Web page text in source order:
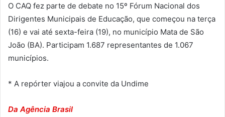
O CAQ fez parte de debate no 15º Fórum Nacional dos
Dirigentes Municipais de Educação, que começou na terça
(16) e vai até sexta-feira (19), no município Mata de São
João (BA). Participam 1.687 representantes de 1.067
municípios.
* A repórter viajou a convite da Undime
Da Agência Brasil